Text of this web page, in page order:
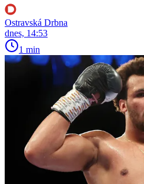
Ostravská Drbna
dnes, 14:53
1 min